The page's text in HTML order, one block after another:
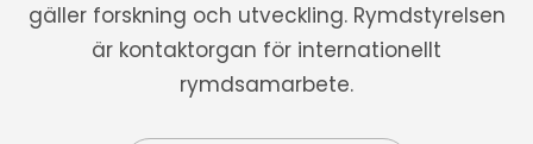
gäller forskning och utveckling. Rymdstyrelsen
är kontaktorgan för internationellt
rymdsamarbete.